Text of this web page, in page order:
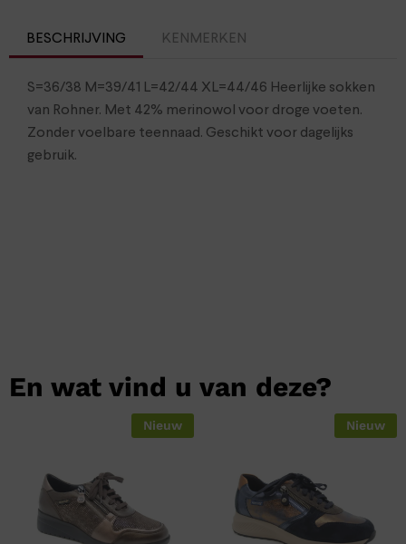
BESCHRIJVING KENMERKEN
S=36/38 M=39/41 L=42/44 XL=44/46 Heerlijke sokken
van Rohner. Met 42% merinowol voor droge voeten.
Zonder voelbare teennaad. Geschikt voor dagelijks
gebruik.
En wat vind u van deze?
Nieuw Nieuw